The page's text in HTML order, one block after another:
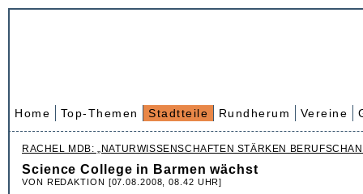
Home Top-Themen Stadtteile Rundherum Vereine
RACHEL MDB: „NATURWISSENSCHAFTEN STÄRKEN
Science College in Barmen wächst
VON REDAKTION [07.08.2008, 08.42 UHR]